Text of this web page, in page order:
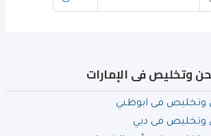
وتخليص فى الإمارات
وتخليص فى ابوظبي
وتخليص فى دبي